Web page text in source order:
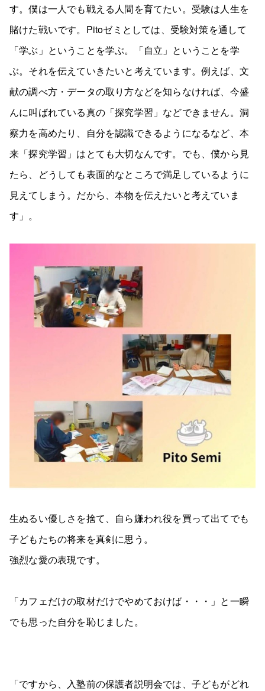
す。僕は一人でも戦える人間を育てたい。受験は人生を
賭けた戦いです。Pitoゼミとしては、受験対策を通して
「学ぶ」ということを学ぶ。「自立」ということを学
ぶ。それを伝えていきたいと考えています。例えば、文
献の調べ方・データの取り方などを知らなければ、今盛
んに叫ばれている真の「探究学習」などできません。洞
察力を高めたり、自分を認識できるようになるなど、本
来「探究学習」はとても大切なんです。でも、僕から見
たら、どうしても表面的なところで満足しているように
見えてしまう。だから、本物を伝えたいと考えていま
す」。
生ぬるい優しさを捨て、自ら嫌われ役を買って出てでも
子どもたちの将来を真剣に思う。
強烈な愛の表現です。
「カフェだけの取材だけでやめておけば・・・」と一瞬
でも思った自分を恥じました。
「ですから、入塾前の保護者説明会では、子どもがどれ